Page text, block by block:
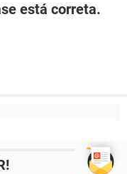
está correta.